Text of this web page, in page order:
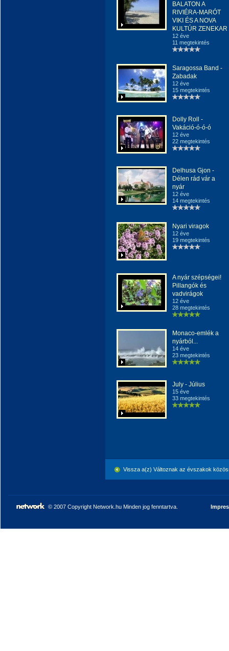
BALATON A
RIVIÉRA-MARÓT
VIKI ÉS A NOVA
KULTÚR ZENEKAR
12 éve
11 megtekintés
Saragossa Band -
Zabadak
12 éve
15 megtekintés
Dolly Roll -
Vakáció-ó-ó-ó
12 éve
22 megtekintés
Delhusa Gjon -
Délen rád vár a
nyár
12 éve
14 megtekintés
Nyari viragok
12 éve
19 megtekintés
A nyár szépségei!
Pillangók és
vadvirágok
12 éve
28 megtekintés
Monaco-emlék a
nyárból...
14 éve
23 megtekintés
July - Július
15 éve
33 megtekintés
Vissza a(z) Változnak az évszakok
© 2007 Copyright Network.hu Minden jog fenntartva.